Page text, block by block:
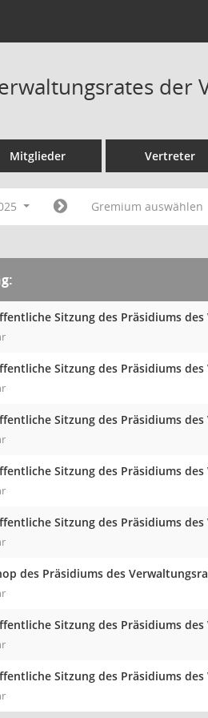
der
Mitglieder Vertreter
Gremium auswählen
Sitzung des Präsidiums des
Sitzung des Präsidiums des
Sitzung des Präsidiums des
Sitzung des Präsidiums des
Sitzung des Präsidiums des
des Präsidiums des
Sitzung des Präsidiums des
Sitzung des Präsidiums des